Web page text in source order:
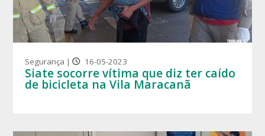
Segurança | 16-05-2023
Siate socorre vítima que diz ter caído
de bicicleta na Vila Maracanã